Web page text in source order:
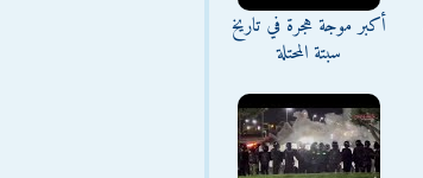
أكبر موجة هجرة في تاريخ
سبتة المحتلة